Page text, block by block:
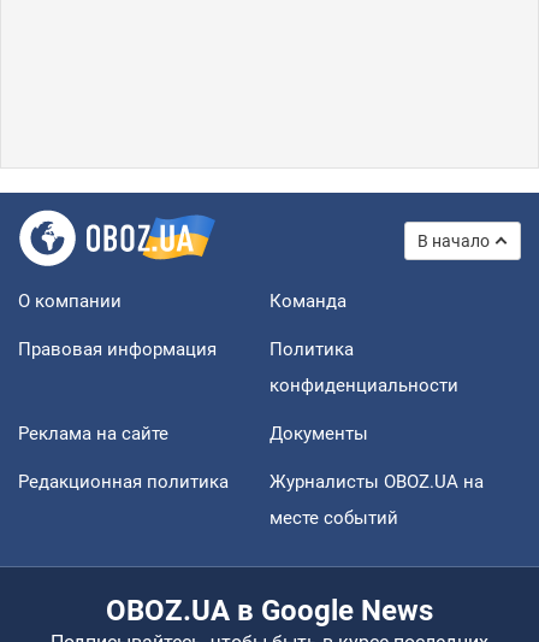
В начало
О компании Команда
Правовая информация
Политика
конфиденциальности
Реклама на сайте Документы
Редакционная политика
Журналисты OBOZ.UA на
месте событий
OBOZ.UA в Google News